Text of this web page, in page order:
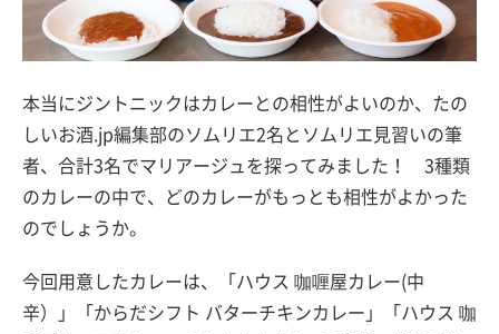
本当にジントニックはカレーとの相性がよいのか、たの
しいお酒.jp編集部のソムリエ2名とソムリエ見習いの筆
者、合計3名でマリアージュを探ってみました！ 3種類
のカレーの中で、どのカレーがもっとも相性がよかった
のでしょうか。
今回用意したカレーは、「ハウス 咖喱屋カレー(中
辛）」「からだシフト バターチキンカレー」「ハウス 咖